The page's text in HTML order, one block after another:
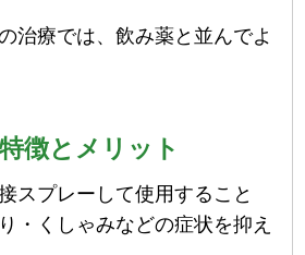
治療では、飲み薬と並んでよ
徴とメリット
スプレーして使用すること
・くしゃみなどの症状を抑え